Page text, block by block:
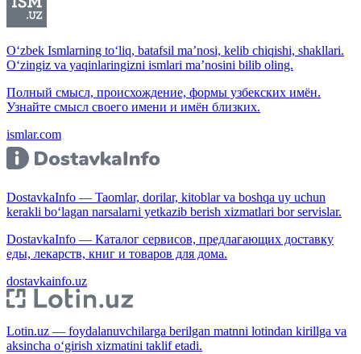
O‘zbek Ismlarning to‘liq, batafsil ma’nosi, kelib chiqishi, shakllari.
O‘zingiz va yaqinlaringizni ismlari ma’nosini bilib oling.
Полный смысл, происхождение, формы узбекских имён.
Узнайте смысл своего имени и имён близких.
ismlar.com
DostavkaInfo — Taomlar, dorilar, kitoblar va boshqa uy uchun
kerakli bo‘lagan narsalarni yetkazib berish xizmatlari bor servislar.
DostavkaInfo — Каталог сервисов, предлагающих доставку
еды, лекарств, книг и товаров для дома.
dostavkainfo.uz
Lotin.uz — foydalanuvchilarga berilgan matnni lotindan kirillga va
aksincha o‘girish xizmatini taklif etadi.